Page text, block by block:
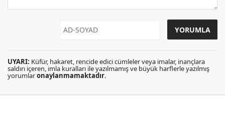
UYARI: Küfür, hakaret, rencide edici cümleler veya imalar, inançlara
saldırı içeren, imla kuralları ile yazılmamış ve büyük harflerle yazılmış
yorumlaronaylanmamaktadır.